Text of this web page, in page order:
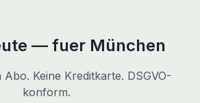
— fuer München
Abo. Keine Kreditkarte. DSGVO-
konform.